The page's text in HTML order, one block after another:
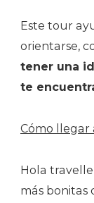
Este tour
orientarse,
tener una
te
Cómo llegar
Hola
más bonitas